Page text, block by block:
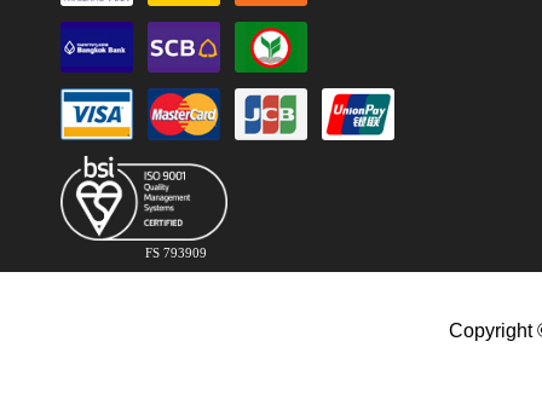
FS 793909
Copyright